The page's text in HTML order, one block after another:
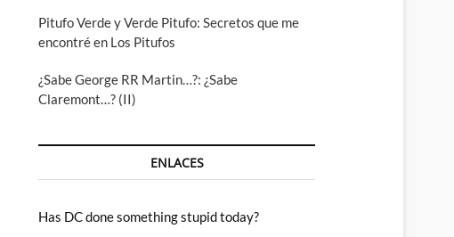
Pitufo Verde y Verde Pitufo: Secretos que me
encontré en Los Pitufos
¿Sabe George RR Martin…?: ¿Sabe
Claremont…? (II)
ENLACES
Has DC done something stupid today?